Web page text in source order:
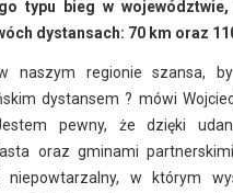
typu bieg w
dystansach: 70 km oraz
naszym regionie szansa,
dystansem ? mówi
pewny, że dzięki
oraz gminami
niepowtarzalny, w którym